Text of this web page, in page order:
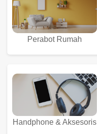
Perabot Rumah
Handphone & Aksesoris